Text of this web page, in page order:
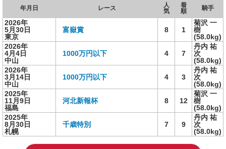
年月日 レース
人
気
着
順
騎手
2026年
5月30日
東京
富嶽賞 8 1
菊沢 一
樹
(58.0kg)
2026年
4月4日
中山
1000万円以下 4 7
丹内 祐
次
(58.0kg)
2026年
3月14日
中山
1000万円以下 4 3
丹内 祐
次
(58.0kg)
2025年
11月9日
福島
河北新報杯 8 12
菊沢 一
樹
(58.0kg)
2025年
8月30日
札幌
千歳特別 7 9
丹内 祐
次
(58.0kg)